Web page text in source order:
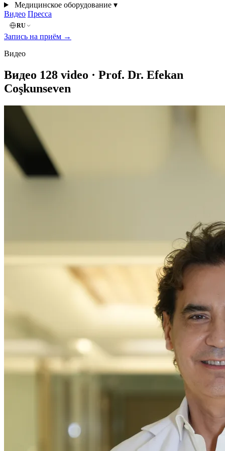
Медицинское оборудование ▾
Видео Пресса
RU
Запись на приём →
Видео
Видео 128 video · Prof. Dr. Efekan
Coşkunseven